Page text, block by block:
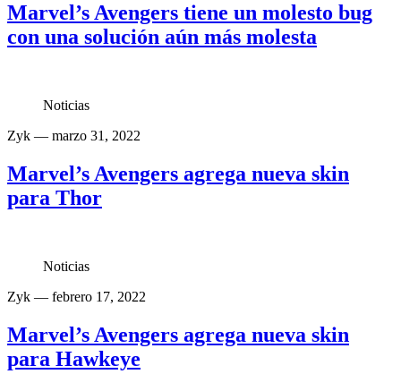
Marvel’s Avengers tiene un molesto bug
con una solución aún más molesta
Noticias
Zyk — marzo 31, 2022
Marvel’s Avengers agrega nueva skin
para Thor
Noticias
Zyk — febrero 17, 2022
Marvel’s Avengers agrega nueva skin
para Hawkeye